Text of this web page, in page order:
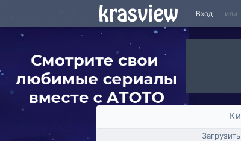
Вход или
Загрузить